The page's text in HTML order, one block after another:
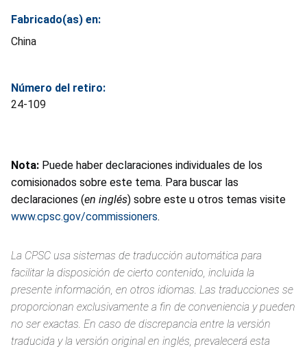
Fabricado(as) en:
China
Número del retiro:
24-109
Nota: Puede haber declaraciones individuales de los
comisionados sobre este tema. Para buscar las
declaraciones (en inglés) sobre este u otros temas visite
www.cpsc.gov/commissioners.
La CPSC usa sistemas de traducción automática para
facilitar la disposición de cierto contenido, incluida la
presente información, en otros idiomas. Las traducciones se
proporcionan exclusivamente a fin de conveniencia y pueden
no ser exactas. En caso de discrepancia entre la versión
traducida y la versión original en inglés, prevalecerá esta